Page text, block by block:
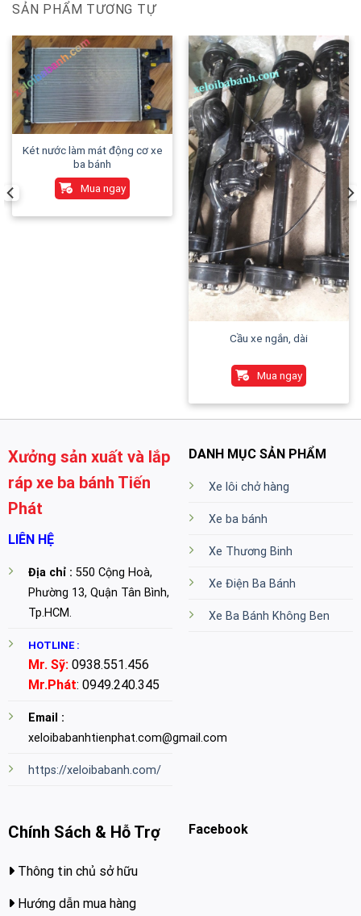
SẢN PHẨM TƯƠNG TỰ
Két nước làm mát động cơ xe
ba bánh
Mua ngay
Cầu xe ngắn, dài
Mua ngay
Xưởng sản xuất và lắp
ráp xe ba bánh Tiến
Phát
LIÊN HỆ
Địa chỉ : 550 Cộng Hoà,
Phường 13, Quận Tân Bình,
Tp.HCM.
HOTLINE :
Mr. Sỹ:0938.551.456
Mr.Phát: 0949.240.345
Email :
xeloibabanhtienphat.com@gmail.com
https://xeloibabanh.com/
DANH MỤC SẢN PHẨM
Xe lôi chở hàng
Xe ba bánh
Xe Thương Binh
Xe Điện Ba Bánh
Xe Ba Bánh Không Ben
Chính Sách & Hỗ Trợ
Thông tin chủ sở hữu
Hướng dẫn mua hàng
Facebook